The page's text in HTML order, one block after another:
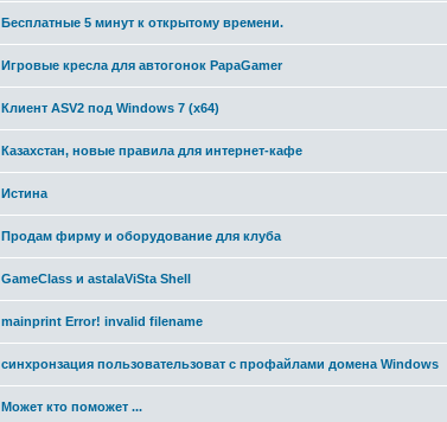
Бесплатные 5 минут к открытому времени.
Игровые кресла для автогонок PapaGamer
Клиент ASV2 под Windows 7 (x64)
Казахстан, новые правила для интернет-кафе
Истина
Продам фирму и оборудование для клуба
GameClass и astalaViSta Shell
mainprint Error! invalid filename
синхронзация пользовательзоват с профайлами домена Windows
Может кто поможет ...